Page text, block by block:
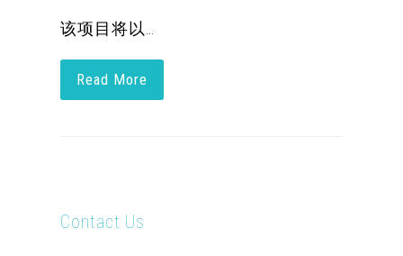
该项目将以…
Read More
Contact Us